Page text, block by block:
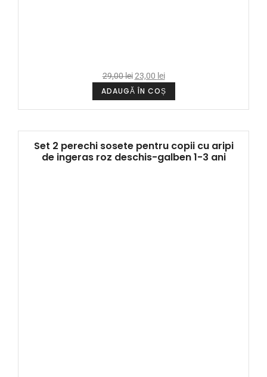
29,00lei 23,00 lei
ADAUGĂ ÎN COȘ
Set 2 perechi sosete pentru copii cu aripi
de ingeras roz deschis-galben 1-3 ani